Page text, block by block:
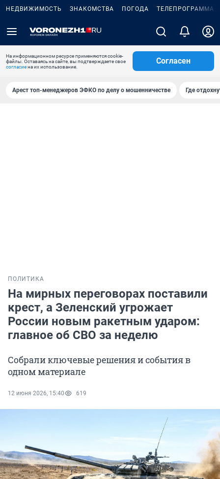
НЕДВИЖИМОСТЬ ЗНАКОМСТВА ПОГОДА ТЕЛЕПРОГРАММА
На информационном ресурсе применяются cookie-
файлы. Оставаясь на сайте, вы подтверждаете свое
согласиена их использование.
Согласен
Арест топ-менеджеров ЭФКО по делу о мошенничестве Где
ПОЛИТИКА
На мирных переговорах поставили
крест, а Зеленский угрожает
России новым ракетным ударом:
главное об СВО за неделю
Собрали ключевые решения и события в
одном материале
12 июня 2026, 15:40 619